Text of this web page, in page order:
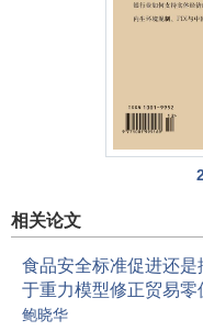
相关论文
食品安全标准促进还
于重力模型修正贸易零
鲍晓华